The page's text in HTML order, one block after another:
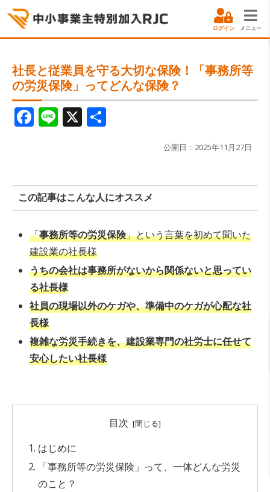
ログイン メニュー
社長と従業員を守る大切な保険！「事務所等
の労災保険」ってどんな保険？
F
a
b
o
o
k
Li
n
X
公開日：2025年11月27日
この記事はこんな人にオススメ
「事務所等の労災保険」という言葉を初めて聞いた
建設業の社長様
うちの会社は事務所がないから関係ないと思ってい
る社長様
社員の現場以外のケガや、準備中のケガが心配な社
長様
複雑な労災手続きを、建設業専門の社労士に任せて
安心したい社長様
目次
はじめに
「事務所等の労災保険」って、一体どんな労災
のこと？